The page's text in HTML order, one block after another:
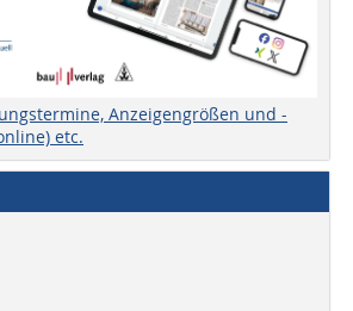
Anzeigengrößen und -
etc.